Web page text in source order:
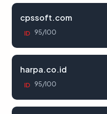
cpssoft.com
ID 95/100
harpa.co.id
ID 95/100